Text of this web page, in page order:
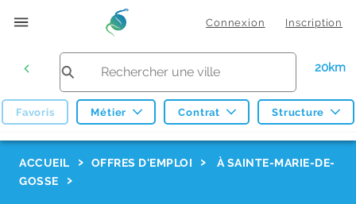
Connexion Inscription
20km
Favoris Métier Contrat Structure
ACCUEIL OFFRES D'EMPLOI
À SAINTE-MARIE-DE-
GOSSE